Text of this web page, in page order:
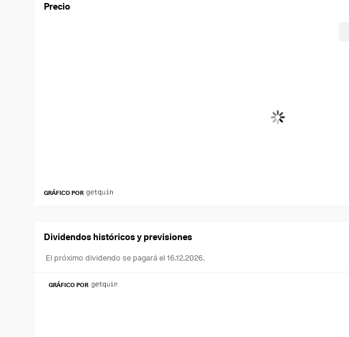
Precio
GRÁFICO POR
Dividendos históricos y previsiones
El próximo dividendo se pagará el 16.12.2026.
GRÁFICO POR